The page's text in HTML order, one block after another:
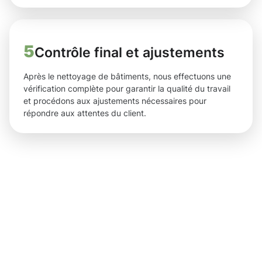
5Contrôle final et ajustements
Après le nettoyage de bâtiments, nous effectuons une
vérification complète pour garantir la qualité du travail
et procédons aux ajustements nécessaires pour
répondre aux attentes du client.